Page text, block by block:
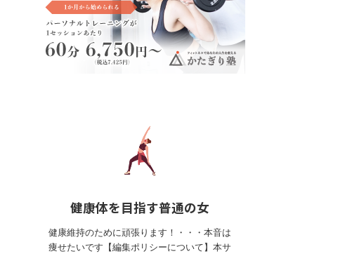
健康体を目指す普通の女
健康維持のために頑張ります！・・・本音は
痩せたいです【編集ポリシーについて】本サ